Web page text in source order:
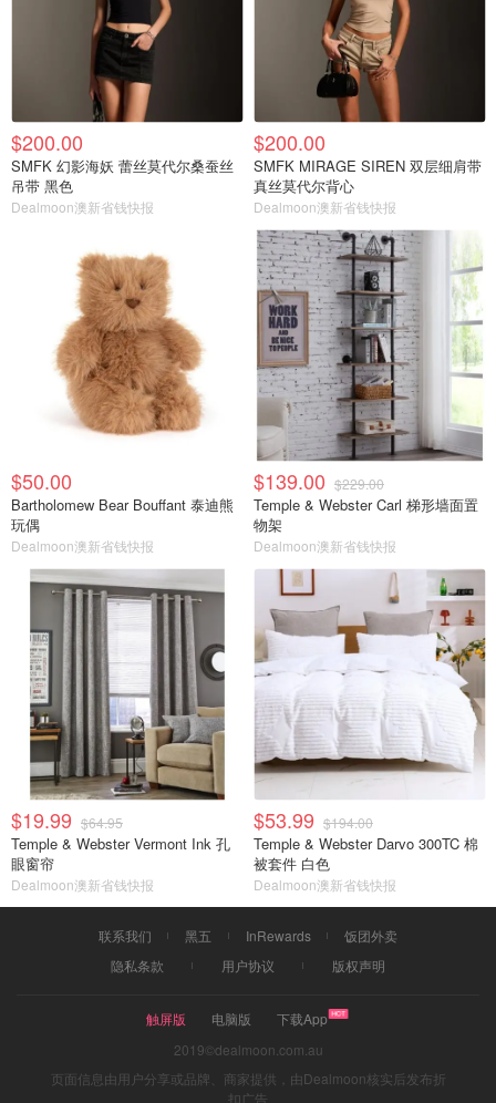
$200.00
SMFK 幻影海妖 蕾丝莫代尔桑蚕丝
吊带 黑色
Dealmoon澳新省钱快报
$200.00
SMFK MIRAGE SIREN 双层细肩带
真丝莫代尔背心
Dealmoon澳新省钱快报
$50.00
Bartholomew Bear Bouffant 泰迪熊
玩偶
Dealmoon澳新省钱快报
$139.00 $229.00
Temple & Webster Carl 梯形墙面置
物架
Dealmoon澳新省钱快报
$19.99 $64.95
Temple & Webster Vermont Ink 孔
眼窗帘
Dealmoon澳新省钱快报
$53.99 $194.00
Temple & Webster Darvo 300TC 棉
被套件 白色
Dealmoon澳新省钱快报
联系我们 黑五 InRewards
饭团外卖
隐私条款
用户协议 版权声明
触屏版 电脑版
下载App
2019©dealmoon.com.au
页面信息由用户分享或品牌、商家提供，由Dealmoon核实后发布折
扣广告